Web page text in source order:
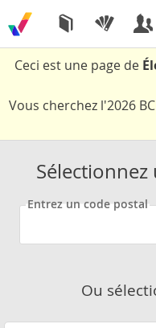
Ceci est une page de
Vous cherchez l'2026
Entrez un code postal
Ou